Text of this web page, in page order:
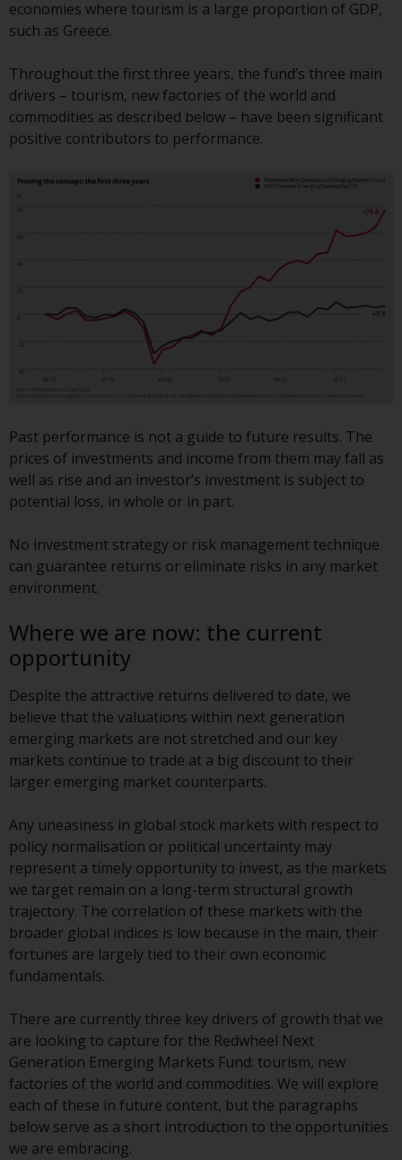
Die Informationen auf den
auf ausländische Organismen für
kollektive Kapitalanlagen, die von
RWC Asset Management LLP oder
einem ihrer verbundenen
Unternehmen verwaltet werden
(die „von Redwheel verwalteten
Finanzmarktaufsicht („FINMA“)
zugelassen und Anleger genießen
daher nicht den vollen
Anlegerschutz nach dem
Juni 2006 («KAG») oder Aufsicht
durch die FINMA. Redwheel-
verwaltete Fonds, die nicht von
der FINMA bewilligt wurden,
qualifizierten Anlegern im Sinne
von Artikel 10 Absatz 1
angeboten werden. 3 und Abs.
Der Vertreter der von Redwheel
verwalteten Fonds in der Schweiz
ist FIRST INDEPENDENT FUND
SERVICES LTD, Feldeggstrasse 12,
CH-8008 Zürich. Zahlstelle der von
Redwheel verwalteten Fonds in
der Schweiz ist die Helvetische
8008 Zürich. Der
Verkaufsprospekt oder ein
gleichwertiges Dokument der von
Redwheel verwalteten Fonds, die
Gründungsdokumente, die
Jahresberichte und, sofern von
den jeweiligen von Redwheel
verwalteten Fonds erstellt, die
Basisinformationsblatt (PRIIPs
KID) sind kostenlos erhältlich vom
Vertreter in der Schweiz. In Bezug
auf die qualifizierten Anlegern in
der Schweiz angebotenen Aktien
ist der Erfüllungsort der
eingetragene Sitz des Schweizer
economies where tourism is a large proportion of GDP,
such as Greece.
Throughout the first three years, the fund’s three main
drivers – tourism, new factories of the world and
commodities as described below – have been significant
positive contributors to performance.
Past performance is not a guide to future results. The
prices of investments and income from them may fall as
well as rise and an investor’s investment is subject to
potential loss, in whole or in part.
No investment strategy or risk management technique
can guarantee returns or eliminate risks in any market
environment.
Where we are now: the current
opportunity
Despite the attractive returns delivered to date, we
believe that the valuations within next generation
emerging markets are not stretched and our key
markets continue to trade at a big discount to their
larger emerging market counterparts.
Any uneasiness in global stock markets with respect to
policy normalisation or political uncertainty may
represent a timely opportunity to invest, as the markets
we target remain on a long-term structural growth
trajectory. The correlation of these markets with the
broader global indices is low because in the main, their
fortunes are largely tied to their own economic
fundamentals.
There are currently three key drivers of growth that we
are looking to capture for the Redwheel Next
Generation Emerging Markets Fund: tourism, new
factories of the world and commodities. We will explore
each of these in future content, but the paragraphs
below serve as a short introduction to the opportunities
we are embracing.